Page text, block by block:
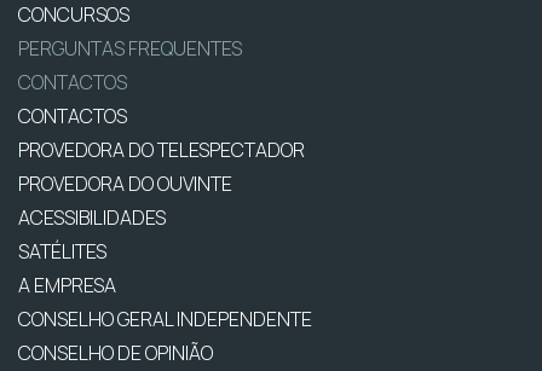
CONCURSOS
PERGUNTAS FREQUENTES
CONTACTOS
CONTACTOS
PROVEDORA DO TELESPECTADOR
PROVEDORA DO OUVINTE
ACESSIBILIDADES
SATÉLITES
A EMPRESA
CONSELHO GERAL INDEPENDENTE
CONSELHO DE OPINIÃO